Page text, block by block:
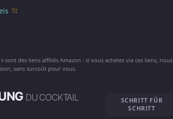
sont des liens affiliés Amazon : si vous achetez via ces liens, nous
sans surcoût pour vous.
DU COCKTAIL
SCHRITT FÜR
SCHRITT